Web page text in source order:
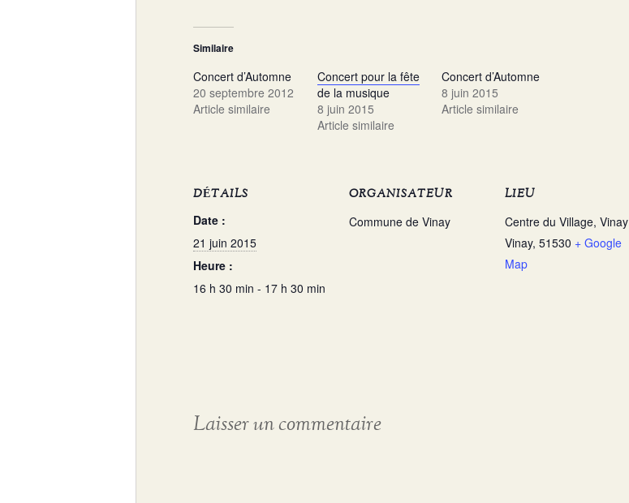
Similaire
Concert d’Automne
20 septembre 2012
Article similaire
Concert pour la fête
de la musique
8 juin 2015
Article similaire
Concert d’Automne
8 juin 2015
Article similaire
DÉTAILS
Date :
21 juin 2015
Heure :
16 h 30 min - 17 h 30 min
ORGANISATEUR
Commune de Vinay
LIEU
Centre du Village, Vinay
Vinay, 51530 + Google
Map
Laisser un commentaire